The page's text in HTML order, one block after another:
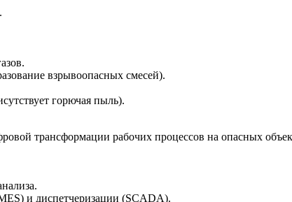
взрывоопасных смесей).
горючая пыль).
трансформации рабочих процессов на опасных
и диспетчеризации (SCADA).